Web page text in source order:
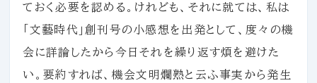
ておく必要を認める。けれども、それに就ては、私は
「文藝時代」創刊号の小感想を出発として、度々の機
会に詳論したから今日それを繰り返す煩を避けた
い。要約すれば、機会文明爛熟と云ふ事実から発生